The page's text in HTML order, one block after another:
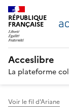
RÉPUBLIQUE
FRANÇAISE
Acceslibre
La plateforme
Voir le fil d'Ariane